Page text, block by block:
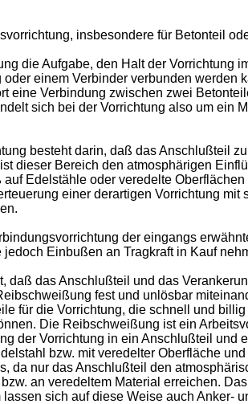
insbesondere für Betonteil
die Aufgabe, den Halt der
einem Verbinder verbunden
eine Verbindung zwischen zwei
sich bei der Vorrichtung also um
besteht darin, daß das Anschlußteil
dieser Bereich den atmosphärigen
Edelstähle oder veredelte
einer derartigen Vorrichtung
der eingangs
Einbußen an Tragkraft in Kauf
daß das Anschlußteil und das
fest und unlösbar
für die Vorrichtung, die schnell und
Die Reibschweißung ist ein
der Vorrichtung in ein Anschlußteil
bzw. mit veredelter Oberfläche
da nur das Anschlußteil den
an veredeltem Material erreichen.
sich auf diese Weise auch Anker-